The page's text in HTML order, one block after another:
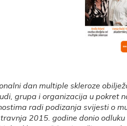
dan multiple skleroze
grupa i organizacija u pokret
radi podizanja svijesti o
2015. godine donio